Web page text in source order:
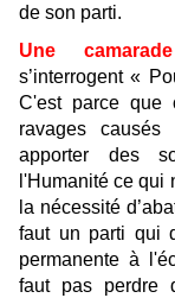
de son parti.
Une
s’interrogent «
C'est parce que
ravages
apporter des
l'Humanité ce qui
la nécessité
faut un parti qui
permanente à
faut pas perdre